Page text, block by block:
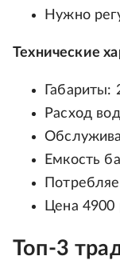
Нужно
Технические
Расход
Емкость
Цена 4900
Топ-3